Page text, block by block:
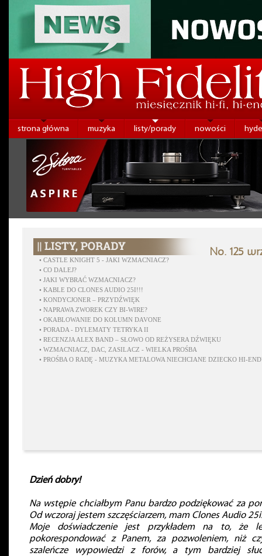
strona główna muzyka listy/porady nowości
No. 125
• CASTLE KNIGHT 5 - JAKI WZMACNIACZ?
• CO DALEJ?
• JAKI WYBRAĆ WZMACNIACZ?
• KABLE DO CLONES AUDIO 25I!!!
• KONDYCJONER – PRZYDŹWIĘK
• NAPRAWA ZWOREK CZY BI-WIRE?
• OKABLOWANIE DO KOLUMN DAVONE
• PORADA - DYLEMATY TETRYKA II
• RECENZJA ALEX BAND – SŁOWO OD REŻYSERA DŹWIĘKU
• WZMACNIACZ, DAC, ZASILACZ - WIELKA PROŚBA
• PROŚBA O RADĘ - MUZYKA METALOWA NIECHCIANE DZIECKO HI-
Dzień dobry!
Na wstępie chciałbym Panu bardzo podziękować za
Od wczoraj jestem szczęściarzem, mam Clones Audio
Moje doświadczenie jest przykładem na to, że
pokorespondować z Panem, za pozwoleniem, niż
szaleńcze wypowiedzi z forów, a tym bardziej